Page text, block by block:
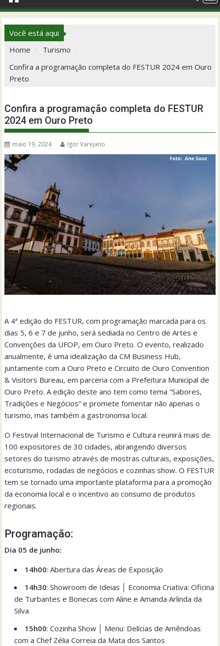
Você está aqui
Home
Turismo
Confira a programação completa do FESTUR 2024 em Ouro
Preto
Confira a programação completa do FESTUR
2024 em Ouro Preto
maio 19, 2024 Igor Varejano
A 4ª edição do FESTUR, com programação marcada para os
dias 5, 6 e 7 de junho, será sediada no Centro de Artes e
Convenções da UFOP, em Ouro Preto. O evento, realizado
anualmente, é uma idealização da CM Business Hub,
juntamente com a Ouro Preto e Circuito de Ouro Convention
& Visitors Bureau, em parceria com a Prefeitura Municipal de
Ouro Preto. A edição deste ano tem como tema “Sabores,
Tradições e Negócios” e promete fomentar não apenas o
turismo, mas também a gastronomia local.
O Festival Internacional de Turismo e Cultura reunirá mais de
100 expositores de 30 cidades, abrangendo diversos
setores do turismo através de mostras culturais, exposições,
ecoturismo, rodadas de negócios e cozinhas show. O FESTUR
tem se tornado uma importante plataforma para a promoção
da economia local e o incentivo ao consumo de produtos
regionais.
Programação:
Dia 05 de junho:
14h00: Abertura das Áreas de Exposição
14h30: Showroom de Ideias │ Economia Criativa: Oficina
de Turbantes e Bonecas com Aline e Amanda Arlinda da
Silva
15h00: Cozinha Show │ Menu: Delícias de Amêndoas
com a Chef Zélia Correia da Mata dos Santos